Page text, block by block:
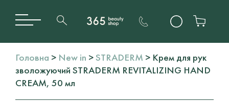
Головна > New in >STRADERM > Крем для рук
зволожуючий STRADERM REVITALIZING HAND
CREAM, 50 мл